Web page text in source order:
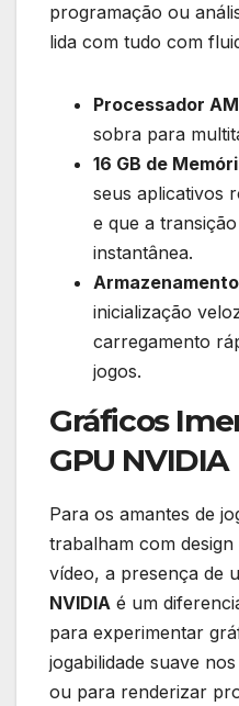
programação ou
lida com tudo com
Processador
sobra para
16 GB de
seus aplicativos
e que a
instantânea.
inicialização
carregamento
jogos.
Gráficos
GPU NVIDIA
Para os amantes de
trabalham com
vídeo, a presença de
NVIDIA é um
para experimentar
jogabilidade suave
ou para renderizar